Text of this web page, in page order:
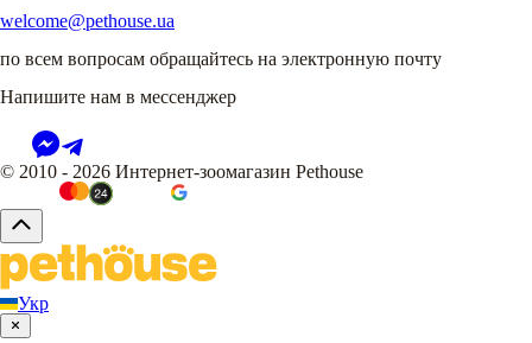
welcome@pethouse.ua
по всем вопросам обращайтесь на электронную почту
Напишите нам в мессенджер
© 2010 - 2026 Интернет-зоомагазин Pethouse
Укр